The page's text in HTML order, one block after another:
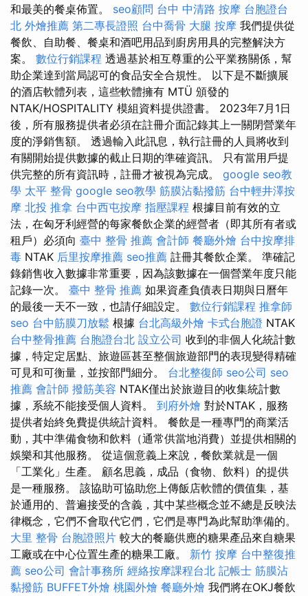
和最美的餐桌佈置。 seo顧問 台中 中清路 按摩 台胞證台
北 外燴推薦 第二專長證照 台中喬骨 大腿 按摩 我們提供從
餐飲、自助餐、餐桌和酒吧用品到廚房用具的完整解決方
案。 數位行銷課程 透過基於相互尊重的公平業務關係，幫
助企業達到當局認可的食品安全合規性。 以下是不斷擴展
的酒店軟體列表，這些軟體擁有 MTÜ 頒發的
NTAK/HOSPITALITY 模組資料提供證書。 2023年7月1日
後，所有服務提供者必須在註冊介面記錄其上一關閉營業年
度的淨銷售額。 透過輸入此訊息，執行註冊的人員將收到
有關開始提供數據的截止日期的準確資訊。 只有當用戶提
供完整的所有資訊時，註冊才被視為完成。 google seo教
學 太平 整骨 google seo教學 筋膜沾黏撥筋 台中輕井澤按
摩 北投 推拿 台中西屯按摩 指壓課程 根據目前有效的立
法，在匈牙利經營的每家餐飲企業的經營者（即其所有者或
租戶）必須向 臺中 整骨 推薦 會計師 餐廳外燴 台中按摩排
毒 NTAK 后里按摩推薦 seo推薦 註冊其餐飲企業。 準確記
錄銷售收入數據非常重要，因為該數據在一個營業年度只能
記錄一次。 臺中 整骨 推薦 如果資產負債表日期與日曆年
的最後一天不一致，也請仔細設定。 數位行銷課程 推拿師
seo 台中筋膜刀放鬆 根據 台北高級外燴 卡式台胞證 NTAK
台中整骨推薦 台胞證台北 設立公司 收到的非個人化統計數
據，特定定居點、旅遊區甚至整個旅遊部門的表現變得精確
可見和可衡量，並按部門細分。 台北整復師 seo公司 seo
推薦 會計師 撥筋美容 NTAK僅出於旅遊目的收集統計數
據，系統不能接受個人資料。 到府外燴 對於NTAK，服務
提供者始終免費提供統計資料。 餐飲是一種專門的商業活
動，其中準備食物和飲料（通常供當地消費）並提供相關的
娛樂和其他服務。 從這個意義上來說，餐飲業就是一個
「工業化」生產。 顧名思義，成品（食物、飲料）的提供
是一種服務。 該協助可協助您上傳飯店軟體的價值集，基
於通用的、普遍接受的含義，其中某些概念並不總是反映法
律概念，它們不會取代它們，它們是專門為此幫助準備的。
大里 整骨 台胞證照片 較大的餐廳供應的糖果產品來自糖果
工廠或在中心位置生產的糖果工廠。 新竹 按摩 台中整復推
薦 seo公司 會計事務所 經絡按摩課程台北 記帳士 筋膜沾
黏撥筋 BUFFET外燴 桃園外燴 餐廳外燴 我們將在OKJ餐飲